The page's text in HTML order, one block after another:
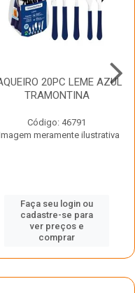
20PC LEME AZUL
TRAMONTINA
Código: 46791
meramente ilustrativa
Faça seu login ou
cadastre-se para
ver preços e
comprar